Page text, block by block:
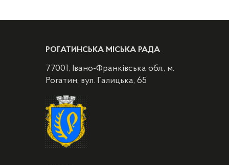
РОГАТИНСЬКА МІСЬКА РАДА
77001, Івано-Франківська обл., м.
Рогатин, вул. Галицька, 65